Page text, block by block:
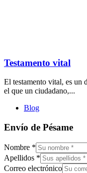
Testamento vital
El testamento vital, es un
el que un ciudadano,...
Blog
Envío de Pésame
Nombre *
Apellidos *
Correo electrónico